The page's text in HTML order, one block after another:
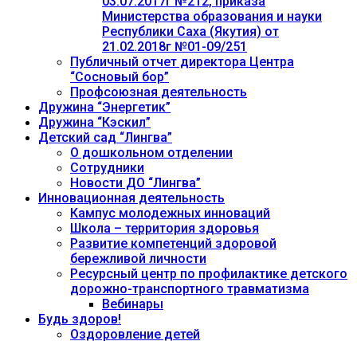
Министерства образования и науки
Республики Саха (Якутия) от
21.02.2018г №01-09/251
Публичный отчет директора Центра
“Сосновый бор”
Профсоюзная деятельность
Дружина “Энергетик”
Дружина “Кэскил”
Детский сад “Лингва”
О дошкольном отделении
Сотрудники
Новости ДО “Лингва”
Инновационная деятельность
Кампус молодежных инноваций
Школа – территория здоровья
Развитие компетенций здоровой
бережливой личности
Ресурсный центр по профилактике детского
дорожно-транспортного травматизма
Вебинары
Будь здоров!
Оздоровление детей